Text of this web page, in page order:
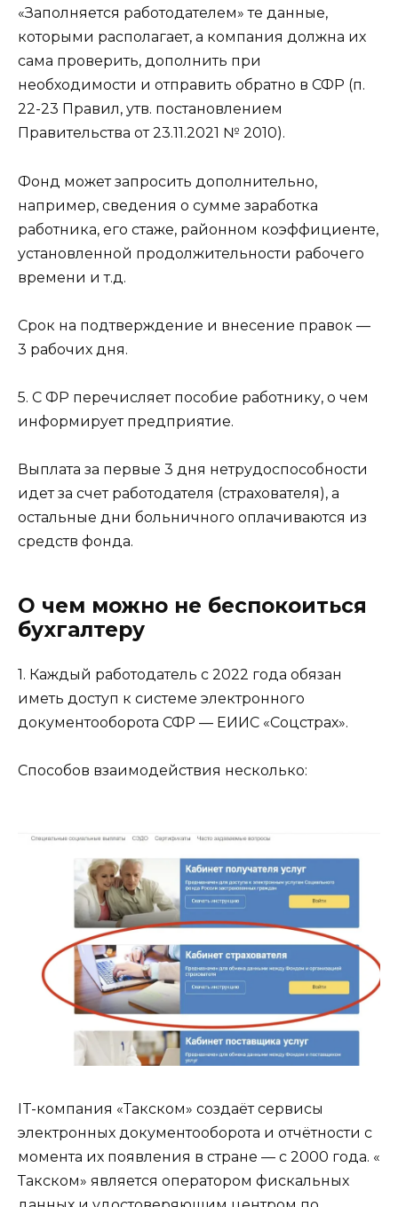
«Заполняется работодателем» те данные,
которыми располагает, а компания должна их
сама проверить, дополнить при
необходимости и отправить обратно в СФР (п.
22-23 Правил, утв. постановлением
Правительства от 23.11.2021 № 2010).
Фонд может запросить дополнительно,
например, сведения о сумме заработка
работника, его стаже, районном коэффициенте,
установленной продолжительности рабочего
времени и т.д.
Срок на подтверждение и внесение правок —
3 рабочих дня.
5. С ФР перечисляет пособие работнику, о чем
информирует предприятие.
Выплата за первые 3 дня нетрудоспособности
идет за счет работодателя (страхователя), а
остальные дни больничного оплачиваются из
средств фонда.
О чем можно не беспокоиться
бухгалтеру
1. Каждый работодатель с 2022 года обязан
иметь доступ к системе электронного
документооборота СФР — ЕИИС «Соцстрах».
Способов взаимодействия несколько:
IT-компания «Такском» создаёт сервисы
электронных документооборота и отчётности с
момента их появления в стране — с 2000 года. «
Такском» является оператором фискальных